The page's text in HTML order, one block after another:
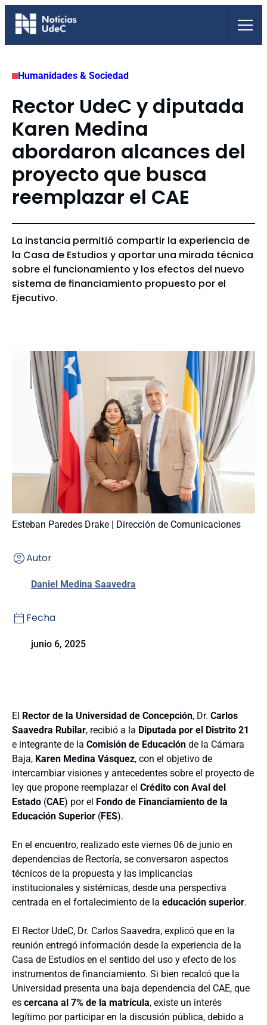
Saltar
Humanidades & Sociedad
Rector UdeC y diputada
Karen Medina
abordaron alcances del
proyecto que busca
reemplazar el CAE
La instancia permitió compartir la experiencia de
la Casa de Estudios y aportar una mirada técnica
sobre el funcionamiento y los efectos del nuevo
sistema de financiamiento propuesto por el
Ejecutivo.
Esteban Paredes Drake | Dirección de Comunicaciones
Autor
Daniel Medina Saavedra
Fecha
junio 6, 2025
El Rector de la Universidad de Concepción, Dr. Carlos
Saavedra Rubilar, recibió a la Diputada por el Distrito 21
e integrante de la Comisión de Educación de la Cámara
Baja, Karen Medina Vásquez, con el objetivo de
intercambiar visiones y antecedentes sobre el proyecto de
ley que propone reemplazar el Crédito con Aval del
Estado (CAE) por el Fondo de Financiamiento de la
Educación Superior (FES).
En el encuentro, realizado este viernes 06 de junio en
dependencias de Rectoría, se conversaron aspectos
técnicos de la propuesta y las implicancias
institucionales y sistémicas, desde una perspectiva
centrada en el fortalecimiento de la educación superior.
El Rector UdeC, Dr. Carlos Saavedra, explicó que en la
reunión entregó información desde la experiencia de la
Casa de Estudios en el sentido del uso y efecto de los
instrumentos de financiamiento. Si bien recalcó que la
Universidad presenta una baja dependencia del CAE, que
es cercana al 7% de la matrícula, existe un interés
legítimo por participar en la discusión pública, debido a